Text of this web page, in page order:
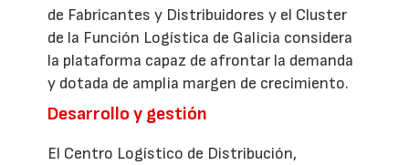
de Fabricantes y Distribuidores y el Cluster
de la Función Logística de Galicia considera
la plataforma capaz de afrontar la demanda
y dotada de amplia margen de crecimiento.
Desarrollo y gestión
El Centro Logístico de Distribución,